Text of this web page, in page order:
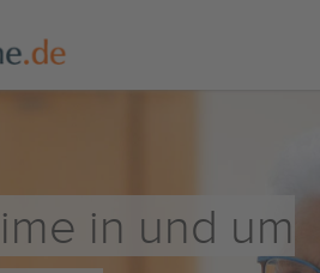
in und um